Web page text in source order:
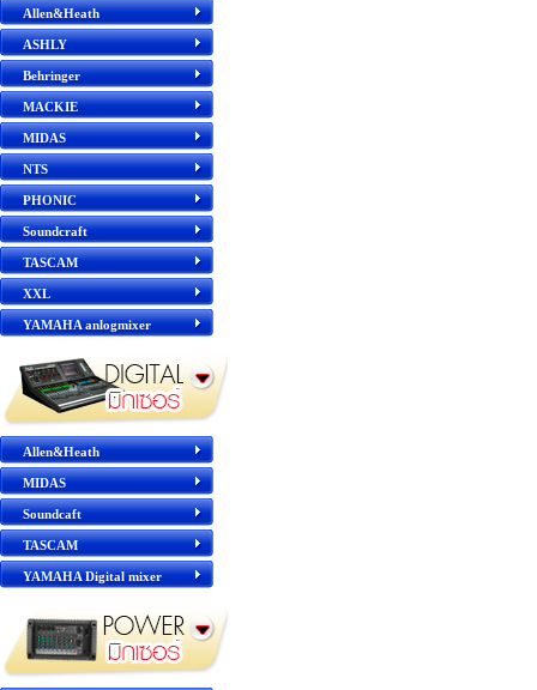
Allen&Heath
ASHLY
Behringer
MACKIE
MIDAS
NTS
PHONIC
Soundcraft
TASCAM
XXL
YAMAHA anlogmixer
Allen&Heath
MIDAS
Soundcaft
TASCAM
YAMAHA Digital mixer